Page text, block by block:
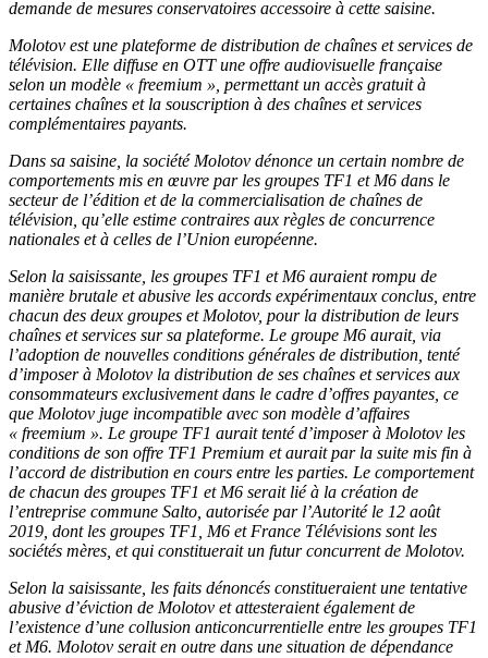
demande de mesures conservatoires accessoire à cette saisine.
Molotov est une plateforme de distribution de chaînes et services de
télévision. Elle diffuse en OTT une offre audiovisuelle française
selon un modèle « freemium », permettant un accès gratuit à
certaines chaînes et la souscription à des chaînes et services
complémentaires payants.
Dans sa saisine, la société Molotov dénonce un certain nombre de
comportements mis en œuvre par les groupes TF1 et M6 dans le
secteur de l’édition et de la commercialisation de chaînes de
télévision, qu’elle estime contraires aux règles de concurrence
nationales et à celles de l’Union européenne.
Selon la saisissante, les groupes TF1 et M6 auraient rompu de
manière brutale et abusive les accords expérimentaux conclus, entre
chacun des deux groupes et Molotov, pour la distribution de leurs
chaînes et services sur sa plateforme. Le groupe M6 aurait, via
l’adoption de nouvelles conditions générales de distribution, tenté
d’imposer à Molotov la distribution de ses chaînes et services aux
consommateurs exclusivement dans le cadre d’offres payantes, ce
que Molotov juge incompatible avec son modèle d’affaires
« freemium ». Le groupe TF1 aurait tenté d’imposer à Molotov les
conditions de son offre TF1 Premium et aurait par la suite mis fin à
l’accord de distribution en cours entre les parties. Le comportement
de chacun des groupes TF1 et M6 serait lié à la création de
l’entreprise commune Salto, autorisée par l’Autorité le 12 août
2019, dont les groupes TF1, M6 et France Télévisions sont les
sociétés mères, et qui constituerait un futur concurrent de Molotov.
Selon la saisissante, les faits dénoncés constitueraient une tentative
abusive d’éviction de Molotov et attesteraient également de
l’existence d’une collusion anticoncurrentielle entre les groupes TF1
et M6. Molotov serait en outre dans une situation de dépendance